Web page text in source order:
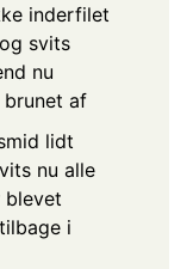
inderfilet
svits
nu
af
lidt
nu alle
blevet
i